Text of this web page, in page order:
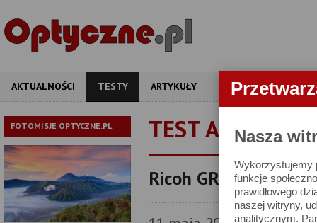
Nasza
Wykorzystujemy
funkcje
prawidłowego
naszej witryny,
analitycznym.
AKTUALNOŚCI TESTY ARTYKUŁY APARATY
FOTOMISJE OPTYCZNE.PL TEST APARATU
Ricoh GR IV - test